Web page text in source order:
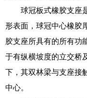
球冠板式橡胶支座
形表面，球冠中心橡胶
胶支座所具有的所有功
于有纵横坡度的立交桥
下，其双林梁与支座接
中心。